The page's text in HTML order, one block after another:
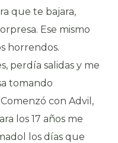
que te bajara,
Ese mismo
horrendos.
perdía salidas y me
tomando
con Advil,
los 17 años me
los días que